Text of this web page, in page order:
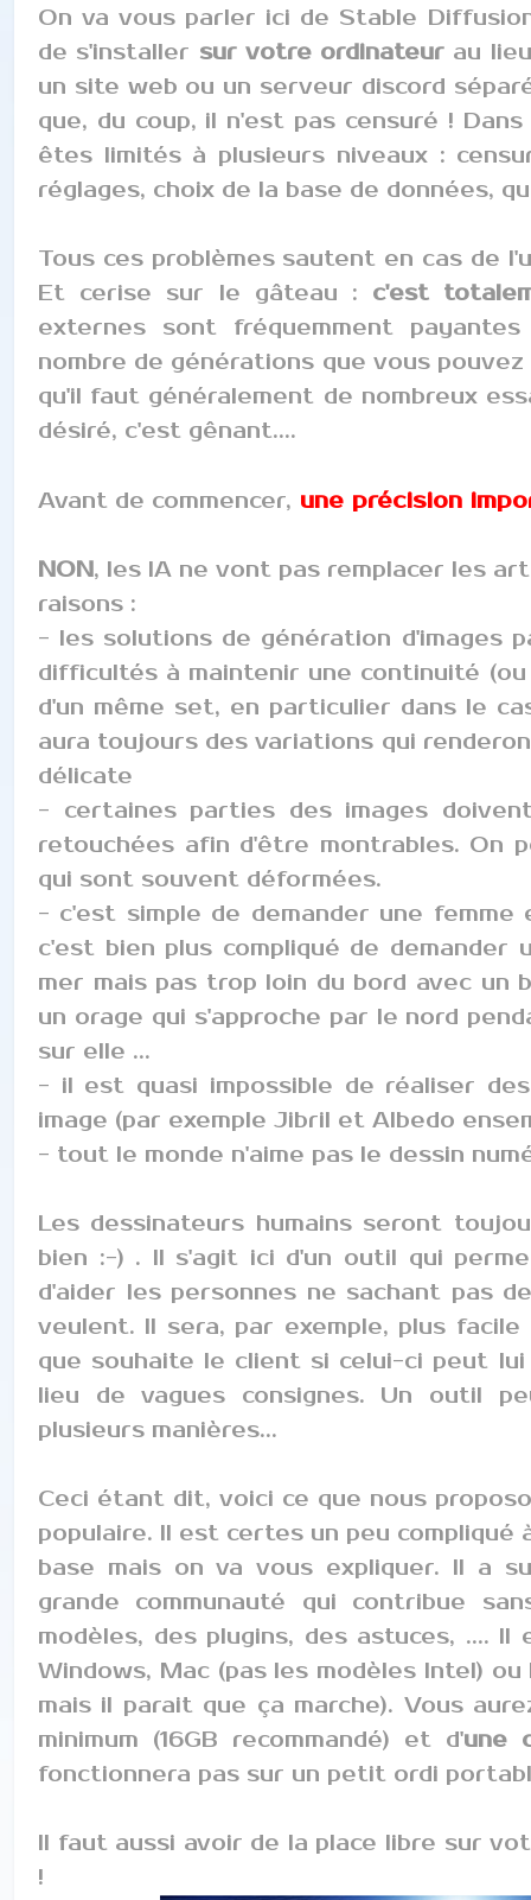
On va vous parler ici de Stable
de s'installer sur votre ordinateur au
un site web ou un serveur discord
que, du coup, il n'est pas censuré !
êtes limités à plusieurs niveaux :
réglages, choix de la base de données,
Tous ces problèmes sautent en cas de
Et cerise sur le gâteau : c'est
externes sont fréquemment
nombre de générations que vous
qu'il faut généralement de nombreux
désiré, c'est gênant....
Avant de commencer, une précision
NON, les IA ne vont pas remplacer les
raisons :
- les solutions de génération d'images
difficultés à maintenir une continuité
d'un même set, en particulier dans le
aura toujours des variations qui
délicate
- certaines parties des images
retouchées afin d'être montrables. On
qui sont souvent déformées.
- c'est simple de demander une femme
c'est bien plus compliqué de demander
mer mais pas trop loin du bord avec un
un orage qui s'approche par le nord
sur elle ...
- il est quasi impossible de réaliser
image (par exemple Jibril et Albedo
- tout le monde n'aime pas le dessin
Les dessinateurs humains seront
bien :-) . Il s'agit ici d'un outil qui
d'aider les personnes ne sachant pas
veulent. Il sera, par exemple, plus
que souhaite le client si celui-ci peut
lieu de vagues consignes. Un outil
plusieurs manières...
Ceci étant dit, voici ce que nous
populaire. Il est certes un peu
base mais on va vous expliquer. Il a
grande communauté qui contribue
modèles, des plugins, des astuces, ....
Windows, Mac (pas les modèles Intel)
mais il parait que ça marche). Vous
minimum (16GB recommandé) et d'une
fonctionnera pas sur un petit ordi
Il faut aussi avoir de la place libre sur
!